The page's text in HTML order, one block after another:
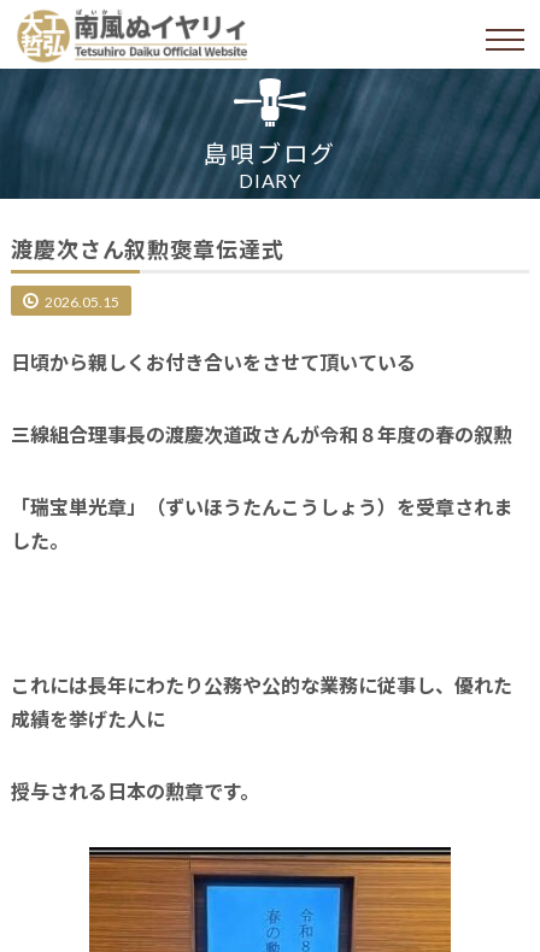
島唄ブログ
DIARY
渡慶次さん叙勲褒章伝達式
2026.05.15
日頃から親しくお付き合いをさせて頂いている
三線組合理事長の渡慶次道政さんが令和８年度の春の叙勲
「瑞宝単光章」（ずいほうたんこうしょう）を受章されま
した。
これには長年にわたり公務や公的な業務に従事し、優れた
成績を挙げた人に
授与される日本の勲章です。